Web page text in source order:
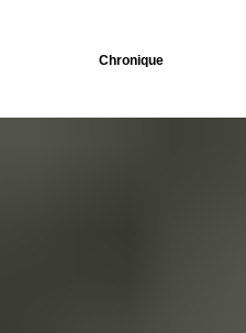
Chronique